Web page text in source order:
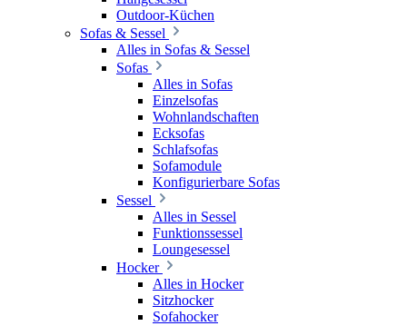
Outdoor-Küchen
Sofas & Sessel
Alles in Sofas & Sessel
Sofas
Alles in Sofas
Einzelsofas
Wohnlandschaften
Ecksofas
Schlafsofas
Sofamodule
Konfigurierbare Sofas
Sessel
Alles in Sessel
Funktionssessel
Loungesessel
Hocker
Alles in Hocker
Sitzhocker
Sofahocker